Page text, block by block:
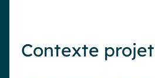
Contexte projet